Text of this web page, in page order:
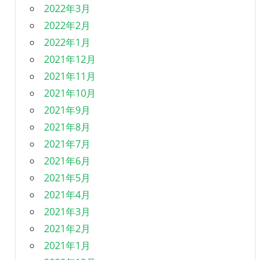
2022年3月
2022年2月
2022年1月
2021年12月
2021年11月
2021年10月
2021年9月
2021年8月
2021年7月
2021年6月
2021年5月
2021年4月
2021年3月
2021年2月
2021年1月